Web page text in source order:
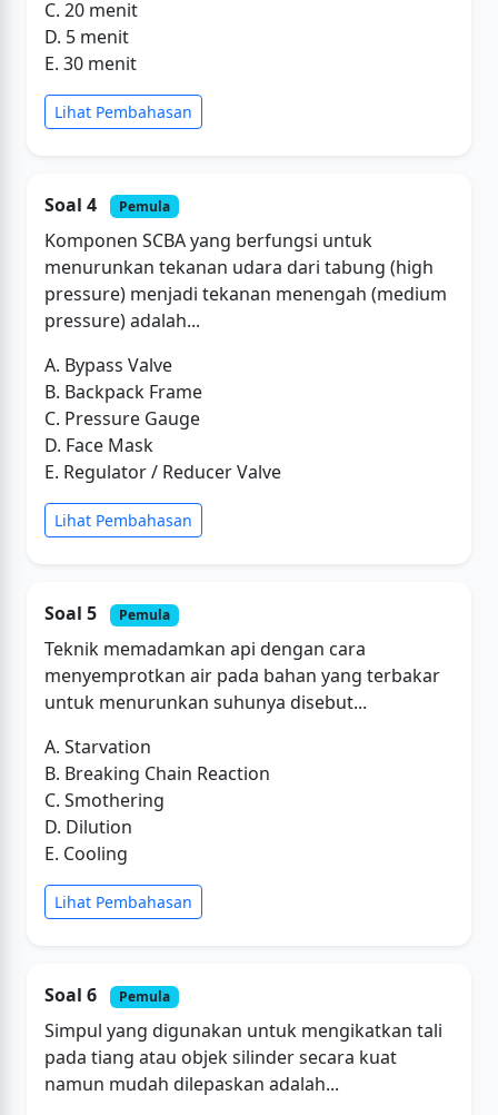
C. 20 menit
D. 5 menit
E. 30 menit
Lihat Pembahasan
Soal 4 Pemula
Komponen SCBA yang berfungsi untuk
menurunkan tekanan udara dari tabung (high
pressure) menjadi tekanan menengah (medium
pressure) adalah...
A. Bypass Valve
B. Backpack Frame
C. Pressure Gauge
D. Face Mask
E. Regulator / Reducer Valve
Lihat Pembahasan
Soal 5 Pemula
Teknik memadamkan api dengan cara
menyemprotkan air pada bahan yang terbakar
untuk menurunkan suhunya disebut...
A. Starvation
B. Breaking Chain Reaction
C. Smothering
D. Dilution
E. Cooling
Lihat Pembahasan
Soal 6 Pemula
Simpul yang digunakan untuk mengikatkan tali
pada tiang atau objek silinder secara kuat
namun mudah dilepaskan adalah...